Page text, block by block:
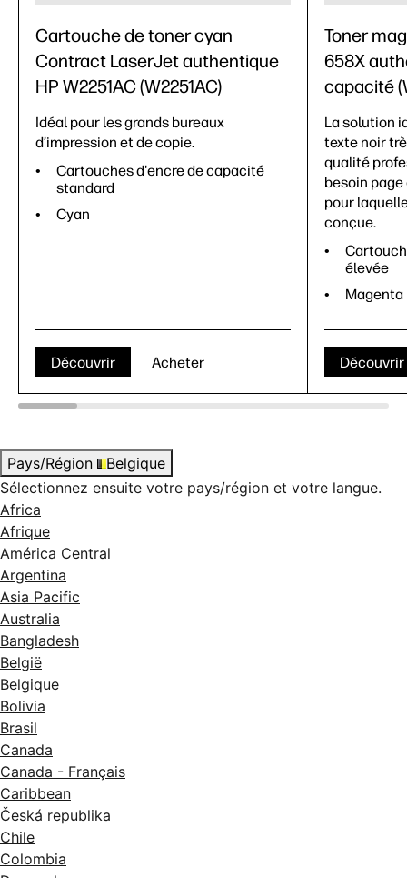
Cartouche de toner cyan
Contract LaserJet authentique
HP W2251AC (W2251AC)
Idéal pour les grands bureaux
d’impression et de copie.
Cartouches d'encre de capacité
standard
Cyan
Découvrir Acheter
Toner
658X
capacité
La solution
texte noir
qualité
besoin page
pour
conçue.
élevée
Magenta
Découvrir
Pays/Région
Belgique
Sélectionnez ensuite votre pays/région et votre langue.
Africa
Afrique
América Central
Argentina
Asia Pacific
Australia
Bangladesh
België
Belgique
Bolivia
Brasil
Canada
Canada - Français
Caribbean
Česká republika
Chile
Colombia